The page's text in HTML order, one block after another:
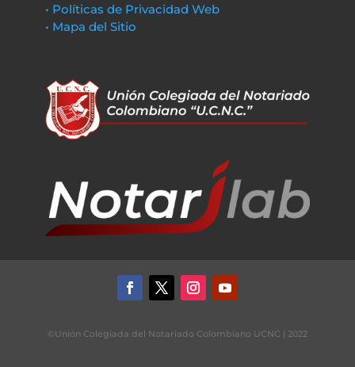
• Políticas de Privacidad Web
• Mapa del Sitio
©Unión Colegiada del Notariado Colombiano UCNC | 2022